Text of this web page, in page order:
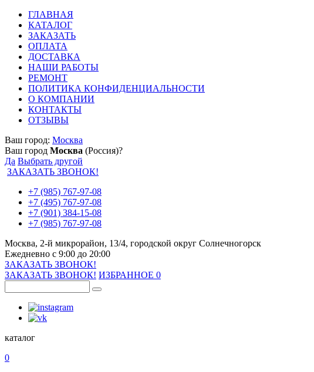
ГЛАВНАЯ
КАТАЛОГ
ЗАКАЗАТЬ
ОПЛАТА
ДОСТАВКА
НАШИ РАБОТЫ
РЕМОНТ
ПОЛИТИКА КОНФИДЕНЦИАЛЬНОСТИ
О КОМПАНИИ
КОНТАКТЫ
ОТЗЫВЫ
Ваш город: Москва
Ваш город Москва (Россия)?
Да Выбрать другой
ЗАКАЗАТЬ ЗВОНОК!
+7 (985) 767-97-08
+7 (495) 767-97-08
+7 (901) 384-15-08
+7 (985) 767-97-08
Москва, 2-й микрорайон, 13/4, городской округ Солнечногорск
Ежедневно с 9:00 до 20:00
ЗАКАЗАТЬ ЗВОНОК!
ЗАКАЗАТЬ ЗВОНОК! ИЗБРАННОЕ 0
каталог
0